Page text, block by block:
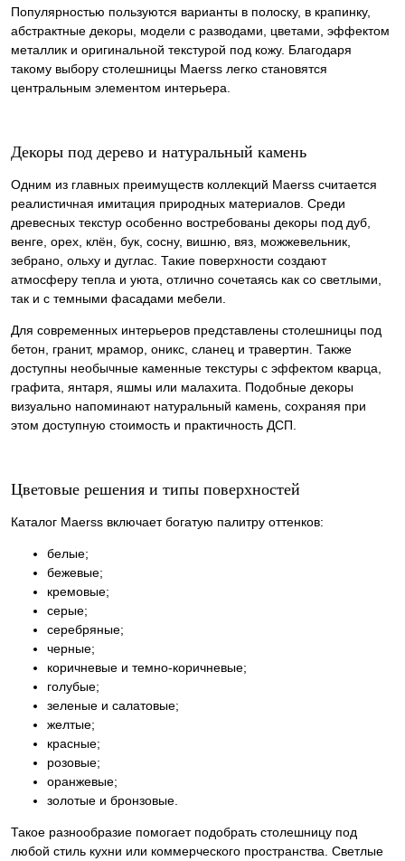
Популярностью пользуются варианты в полоску, в крапинку,
абстрактные декоры, модели с разводами, цветами, эффектом
металлик и оригинальной текстурой под кожу. Благодаря
такому выбору столешницы Maerss легко становятся
центральным элементом интерьера.
Декоры под дерево и натуральный камень
Одним из главных преимуществ коллекций Maerss считается
реалистичная имитация природных материалов. Среди
древесных текстур особенно востребованы декоры под дуб,
венге, орех, клён, бук, сосну, вишню, вяз, можжевельник,
зебрано, ольху и дуглас. Такие поверхности создают
атмосферу тепла и уюта, отлично сочетаясь как со светлыми,
так и с темными фасадами мебели.
Для современных интерьеров представлены столешницы под
бетон, гранит, мрамор, оникс, сланец и травертин. Также
доступны необычные каменные текстуры с эффектом кварца,
графита, янтаря, яшмы или малахита. Подобные декоры
визуально напоминают натуральный камень, сохраняя при
этом доступную стоимость и практичность ДСП.
Цветовые решения и типы поверхностей
Каталог Maerss включает богатую палитру оттенков:
белые;
бежевые;
кремовые;
серые;
серебряные;
черные;
коричневые и темно-коричневые;
голубые;
зеленые и салатовые;
желтые;
красные;
розовые;
оранжевые;
золотые и бронзовые.
Такое разнообразие помогает подобрать столешницу под
любой стиль кухни или коммерческого пространства. Светлые